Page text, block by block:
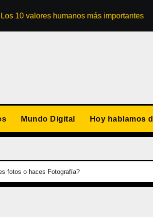
humanos más importantes La
Mundo Digital Hoy hablamos
fotos o haces Fotografía?